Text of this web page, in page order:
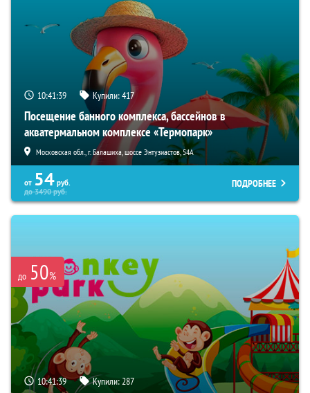
10:41:38 Купили:417
Посещение банного комплекса, бассейнов в
акватермальном комплексе «Термопарк»
Московская обл., г. Балашиха, шоссе Энтузиастов, 54А
от 54 руб.
до3490руб.
ПОДРОБНЕЕ
до 50%
10:41:38 Купили:287